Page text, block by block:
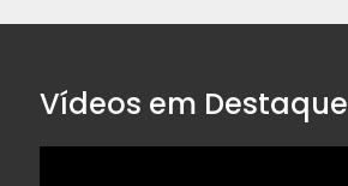
Vídeos em Destaque